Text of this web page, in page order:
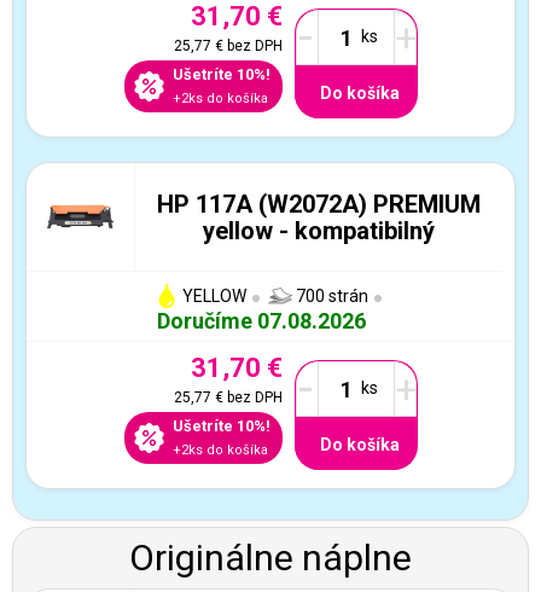
31,70 €
25,77 €bez DPH
Ušetríte 10%!
+2ks do košíka
- +
Do košíka
HP 117A (W2072A) PREMIUM
yellow - kompatibilný
YELLOW 700 strán
Doručíme 07.08.2026
31,70 €
25,77 €bez DPH
Ušetríte 10%!
+2ks do košíka
- +
Do košíka
Originálne náplne